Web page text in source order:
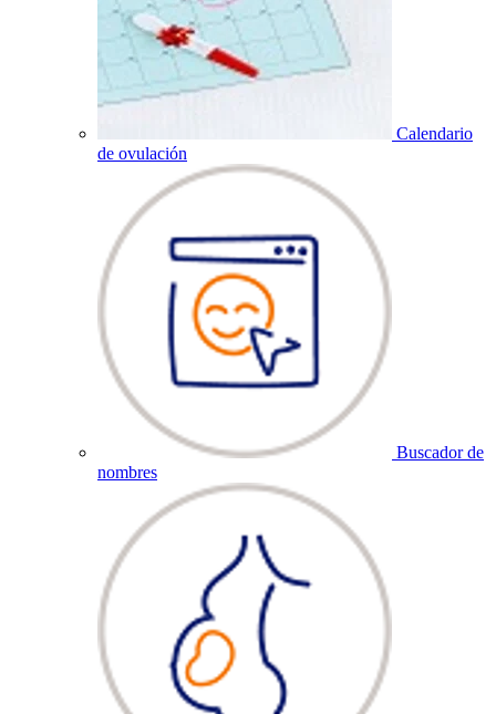
Calendario
de ovulación
Buscador de
nombres